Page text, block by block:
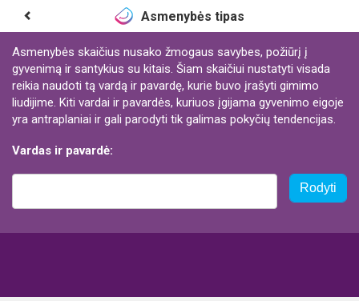
Asmenybės tipas
Asmenybės skaičius nusako žmogaus savybes, požiūrį į
gyvenimą ir santykius su kitais. Šiam skaičiui nustatyti visada
reikia naudoti tą vardą ir pavardę, kurie buvo įrašyti gimimo
liudijime. Kiti vardai ir pavardės, kuriuos įgijama gyvenimo eigoje
yra antraplaniai ir gali parodyti tik galimas pokyčių tendencijas.
Vardas ir pavardė:
Rodyti